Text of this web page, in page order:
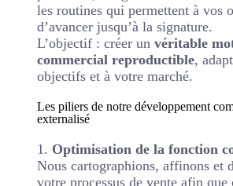
les routines qui permettent à vos
d’avancer jusqu’à la signature.
L’objectif : créer un véritable
commercial reproductible,
objectifs et à votre marché.
Les piliers de notre développement
externalisé
1. Optimisation de la fonction
Nous cartographions, affinons et
votre processus de vente afin que